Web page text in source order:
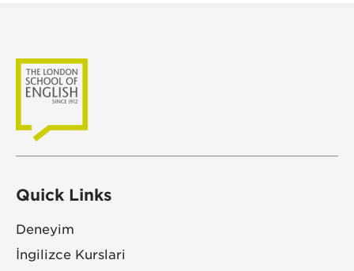
Quick Links
Deneyim
İngilizce Kurslari